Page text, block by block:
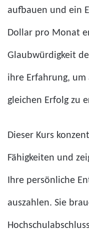
aufbauen und ein
Dollar pro Monat
Glaubwürdigkeit
ihre Erfahrung,
gleichen Erfolg zu
Dieser Kurs
Fähigkeiten und
Ihre persönliche
auszahlen. Sie